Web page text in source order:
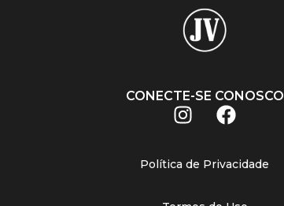
CONECTE-SE CONOSCO
Política de Privacidade